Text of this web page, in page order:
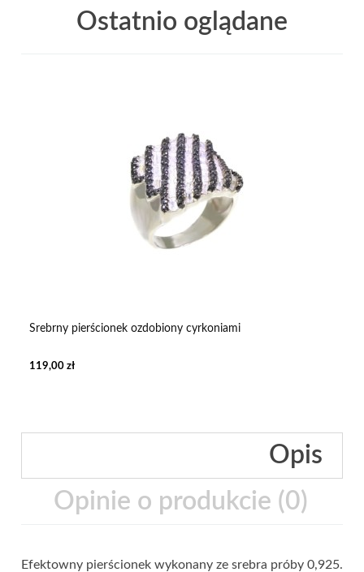
Ostatnio oglądane
Srebrny pierścionek ozdobiony cyrkoniami
119,00 zł
Opis
Opinie o produkcie (0)
Efektowny pierścionek wykonany ze srebra próby 0,925.